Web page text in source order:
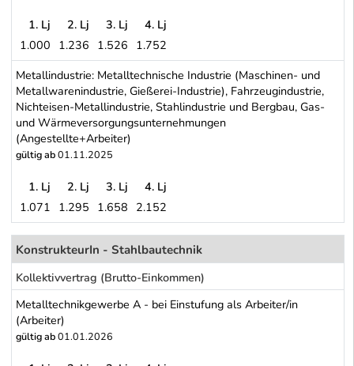
Technische Büros, Ingenieurbüros (Kollektivvertrag für die
1. Lj 2. Lj 3. Lj
4. Lj
1.000 1.236 1.526 1.752
Metallindustrie: Metalltechnische Industrie (Maschinen- und
Metallwarenindustrie, Gießerei-Industrie), Fahrzeugindustrie,
Nichteisen-Metallindustrie, Stahlindustrie und Bergbau, Gas-
und Wärmeversorgungsunternehmungen
(Angestellte+Arbeiter)
gültig ab01.11.2025
Metallindustrie: Metalltechnische Industrie (Maschinen- und
1. Lj 2. Lj 3. Lj
4. Lj
1.071 1.295 1.658 2.152
KonstrukteurIn - Stahlbautechnik
Kollektivvertrag (Brutto-Einkommen)
Metalltechnikgewerbe A - bei Einstufung als Arbeiter/in
(Arbeiter)
gültig ab01.01.2026